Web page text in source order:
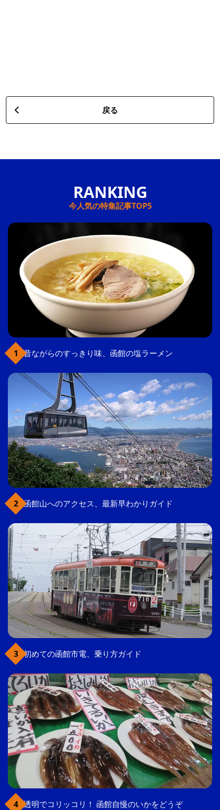
戻る
今人気の特集記事TOP5
昔ながらのすっきり味、函館の塩ラーメン
函館山へのアクセス、最新早わかりガイド
初めての函館市電、乗り方ガイド
透明でコリッコリ！ 函館自慢のいかをどうぞ